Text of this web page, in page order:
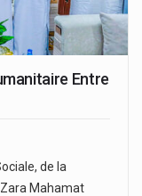
Entre
de la
Mahamat